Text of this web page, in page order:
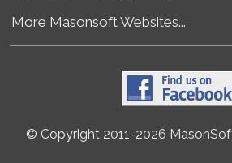
More Masonsoft Websites...
© Copyright 2011-2026